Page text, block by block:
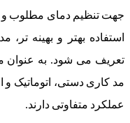
جهت تنظیم دمای مطلوب و
استفاده بهتر و بهینه
تعریف می شود. به عنوان
مد کاری دستی، اتوماتیک
عملکرد متفاوتی دارند.